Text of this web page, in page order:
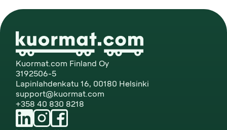
Kuormat.com Finland Oy
3192506-5
Lapinlahdenkatu 16, 00180 Helsinki
support@kuormat.com
+358 40 830 8218